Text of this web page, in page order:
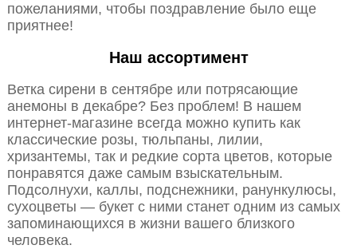
пожеланиями, чтобы поздравление было еще
приятнее!
Наш ассортимент
Ветка сирени в сентябре или потрясающие
анемоны в декабре? Без проблем! В нашем
интернет-магазине всегда можно купить как
классические розы, тюльпаны, лилии,
хризантемы, так и редкие сорта цветов, которые
понравятся даже самым взыскательным.
Подсолнухи, каллы, подснежники, ранункулюсы,
сухоцветы — букет с ними станет одним из самых
запоминающихся в жизни вашего близкого
человека.